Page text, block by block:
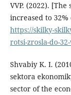
VVP. (2022).
increased to 32%
https://skilky-
rotsi-zrosla-do-
Shvabiy K. I.
sektora
sector of the